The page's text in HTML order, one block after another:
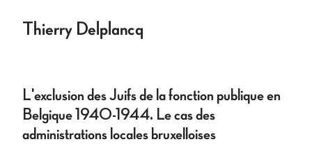
Thierry Delplancq
L'exclusion des Juifs de la fonction publique en
Belgique 1940-1944. Le cas des
administrations locales bruxelloises